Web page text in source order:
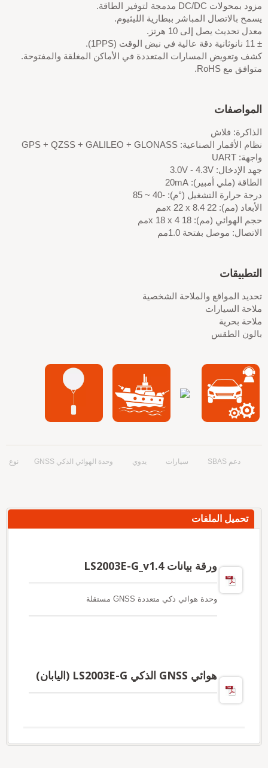
مزود بمحولات DC/DC مدمجة لتوفير الطاقة.
يسمح بالاتصال المباشر ببطارية الليثيوم.
معدل تحديث يصل إلى 10 هرتز.
± 11 نانوثانية دقة عالية في نبض الوقت (1PPS).
كشف وتعويض المسارات المتعددة في الأماكن المغلقة والمفتوحة.
متوافق مع RoHS.
المواصفات
الذاكرة: فلاش
نظام الأقمار الصناعية: GPS + QZSS + GALILEO + GLONASS
واجهة: UART
جهد الإدخال: 3.0V - 4.3V
الطاقة (ملي أمبير): 20mA
درجة حرارة التشغيل (°م): -40 ~ 85
الأبعاد (مم): 22 x 22 x 8.4مم
حجم الهوائي (مم): 18 x 18 x 4مم
الاتصال: موصل بفتحة 1.0مم
التطبيقات
تحديد المواقع والملاحة الشخصية
ملاحة السيارات
ملاحة بحرية
بالون الطقس
نوع وحدة الهوائي الذكي GNSS يدوي سيارات دعم SBAS
تحميل الملفات
ورقة بيانات LS2003E-G_v1.4
وحدة هوائي ذكي متعددة GNSS مستقلة
هوائي GNSS الذكي LS2003E-G (اليابان)